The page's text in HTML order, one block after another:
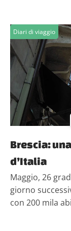
Diari di viaggio
Brescia:
d’Italia
Maggio, 26
giorno
con 200 mila